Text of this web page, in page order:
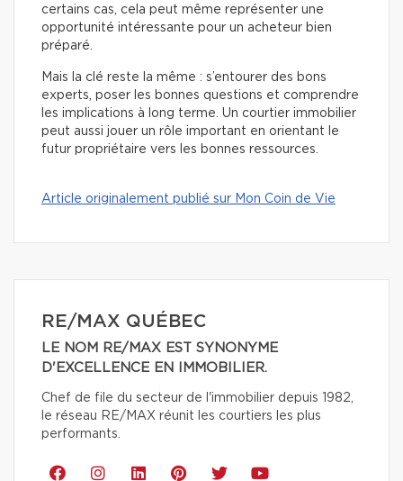
certains cas, cela peut même représenter une
opportunité intéressante pour un acheteur bien
préparé.
Mais la clé reste la même : s’entourer des bons
experts, poser les bonnes questions et comprendre
les implications à long terme. Un courtier immobilier
peut aussi jouer un rôle important en orientant le
futur propriétaire vers les bonnes ressources.
Article originalement publié sur Mon Coin de Vie
RE/MAX QUÉBEC
LE NOM RE/MAX EST SYNONYME
D'EXCELLENCE EN IMMOBILIER.
Chef de file du secteur de l'immobilier depuis 1982,
le réseau RE/MAX réunit les courtiers les plus
performants.